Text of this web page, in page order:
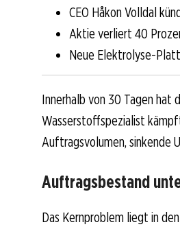
CEO Håkon Volldal
Aktie verliert 40
Neue Elektrolyse-
Innerhalb von 30 Tagen hat
Wasserstoffspezialist
Auftragsvolumen, sinkende
Auftragsbestand
Das Kernproblem liegt in